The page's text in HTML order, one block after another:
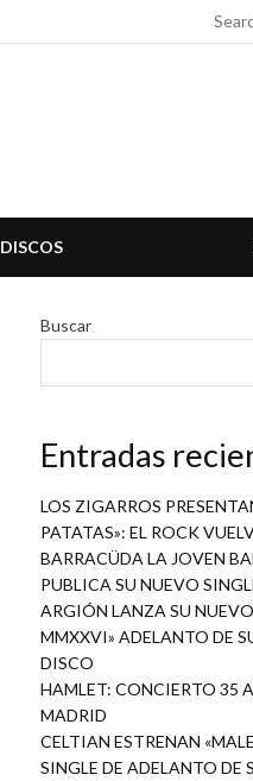
DISCOS
Buscar
Entradas
LOS ZIGARROS
PATATAS»: EL ROCK
BARRACÜDA LA JOVEN
PUBLICA SU NUEVO
ARGIÓN LANZA SU
MMXXVI» ADELANTO DE
DISCO
HAMLET: CONCIERTO 35
MADRID
CELTIAN ESTRENAN
SINGLE DE ADELANTO DE